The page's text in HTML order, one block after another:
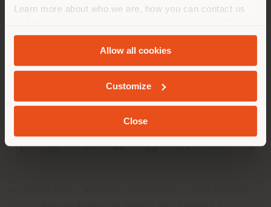
Learn more about who we are, how you can contact us
andCookie Policy.
Allow all cookies
Customize
Close
GEOLOKALISIERT
UNTERNEHMEN
PRODUKTLINIEN
INFO & DIENSTLEISTUNGEN